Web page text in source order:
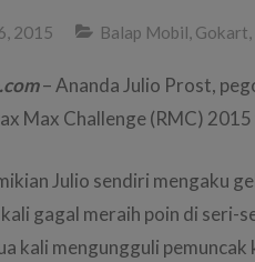
2015 Balap Mobil Gokart
– Ananda Julio Prost,
Max Challenge (RMC)
Julio sendiri mengaku
gagal meraih poin di seri-
kali mengungguli